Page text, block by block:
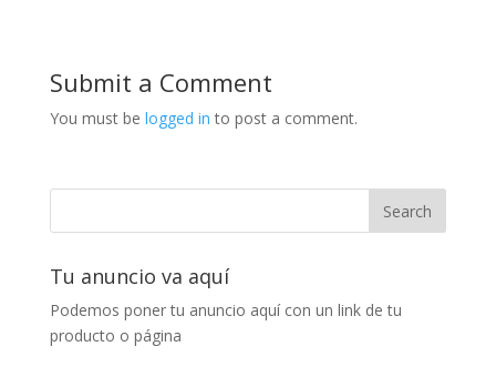
Submit a Comment
You must be logged in to post a comment.
Tu anuncio va aquí
Podemos poner tu anuncio aquí con un link de tu
producto o página